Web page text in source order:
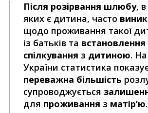
Після розірвання шлюбу,
яких є дитина, часто
щодо проживання такої
із батьків та встановлення
спілкування з дитиною. На
України статистика
переважна більшість
супроводжується
для проживання з матір’ю